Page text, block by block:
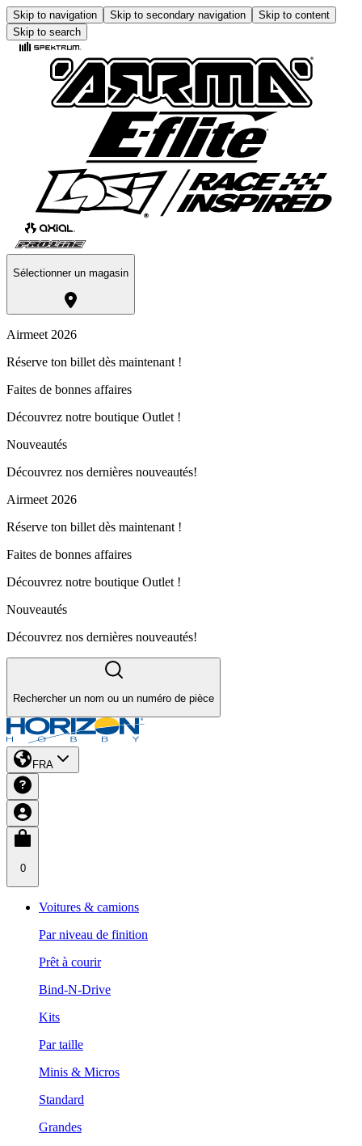
Skip to navigation Skip to secondary navigation
Skip to content
Skip to search
Sélectionner un magasin
Airmeet 2026
Réserve ton billet dès maintenant !
Faites de bonnes affaires
Découvrez notre boutique Outlet !
Nouveautés
Découvrez nos dernières nouveautés!
Airmeet 2026
Réserve ton billet dès maintenant !
Faites de bonnes affaires
Découvrez notre boutique Outlet !
Nouveautés
Découvrez nos dernières nouveautés!
Rechercher un nom ou un numéro de pièce
FRA
0
Voitures & camions
Par niveau de finition
Prêt à courir
Bind-N-Drive
Kits
Par taille
Minis & Micros
Standard
Grandes